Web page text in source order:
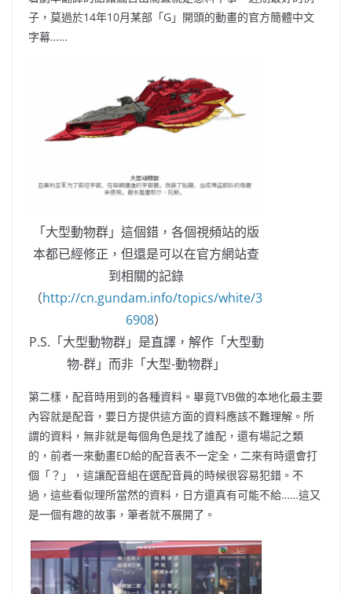
子，莫過於14年10月某部「G」開頭的動畫的官方簡體中文
字幕……
「大型動物群」這個錯，各個視頻站的版
本都已經修正，但還是可以在官方網站查
到相關的記錄
（http://cn.gundam.info/topics/white/3
6908）
P.S.「大型動物群」是直譯，解作「大型動
物-群」而非「大型-動物群」
第二樣，配音時用到的各種資料。畢竟TVB做的本地化最主要
內容就是配音，要日方提供這方面的資料應該不難理解。所
謂的資料，無非就是每個角色是找了誰配，還有場記之類
的，前者一來動畫ED給的配音表不一定全，二來有時還會打
個「？」，這讓配音組在選配音員的時候很容易犯錯。不
過，這些看似理所當然的資料，日方還真有可能不給……這又
是一個有趣的故事，筆者就不展開了。